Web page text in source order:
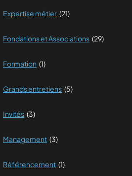
Expertise métier (21)
Fondations et Associations (29)
Formation (1)
Grands entretiens (5)
Invités (3)
Management (3)
Référencement (1)